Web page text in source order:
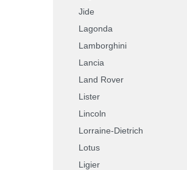
Jide
Lagonda
Lamborghini
Lancia
Land Rover
Lister
Lincoln
Lorraine-Dietrich
Lotus
Ligier